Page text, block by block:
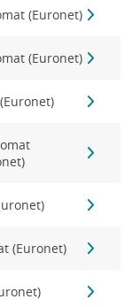
(Euronet)
(Euronet)
(Euronet)